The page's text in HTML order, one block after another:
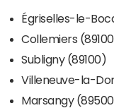
Égriselles-le-
Collemiers
Subligny (89100)
Villeneuve-la-
Marsangy